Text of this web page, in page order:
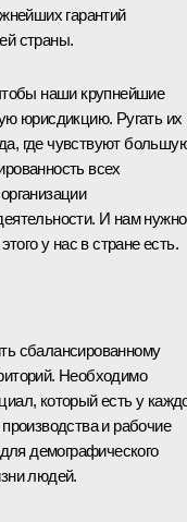
гарантий
страны.
наши крупнейшие
юрисдикцию. Ругать их
где чувствуют
всех
И нам нужно
у нас в стране есть.
сбалансированному
Необходимо
который есть у
и рабочие
демографического
людей.